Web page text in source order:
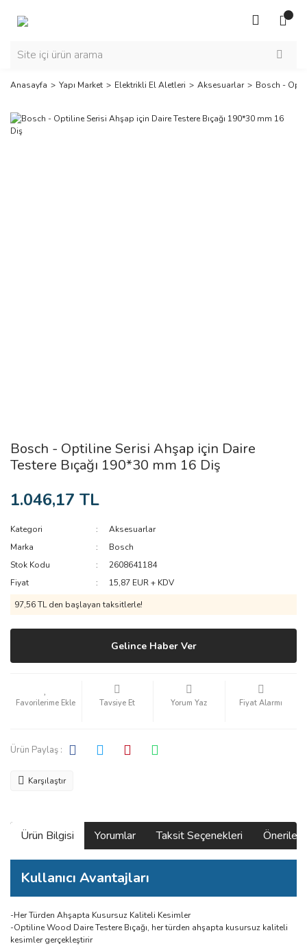
Anasayfa Yapı Market Elektrikli El Aletleri Aksesuarlar Bosch -
Bosch - Optiline Serisi Ahşap için Daire
Testere Bıçağı 190*30 mm 16 Diş
1.046,17 TL
Kategori
Aksesuarlar
Marka
Bosch
Stok Kodu
2608641184
Fiyat
15,87 EUR + KDV
97,56 TL den başlayan taksitlerle!
Gelince Haber Ver
Tavsiye Et Yorum Yaz Fiyat Alarmı
Ürün Paylaş :
Karşılaştır
Ürün Bilgisi Yorumlar Taksit Seçenekleri
Kullanıcı Avantajları
-Her Türden Ahşapta Kusursuz Kaliteli Kesimler
-Optiline Wood Daire Testere Bıçağı, her türden ahşapta kusursuz kaliteli
kesimler gerçekleştirir